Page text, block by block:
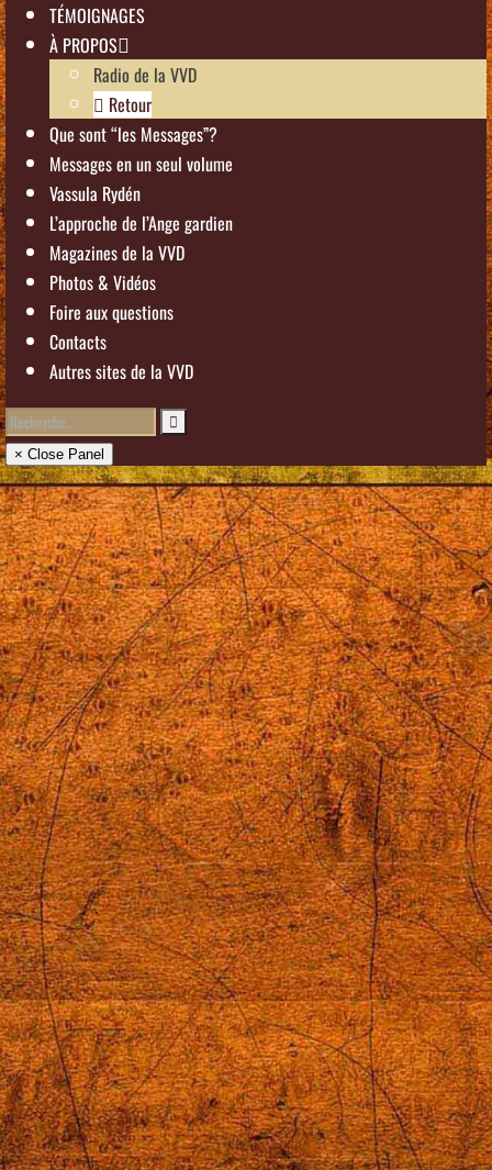
TÉMOIGNAGES
À PROPOS
Radio de la VVD
Retour
Que sont “les Messages”?
Messages en un seul volume
Vassula Rydén
L’approche de l’Ange gardien
Magazines de la VVD
Photos & Vidéos
Foire aux questions
Contacts
Autres sites de la VVD
× Close Panel